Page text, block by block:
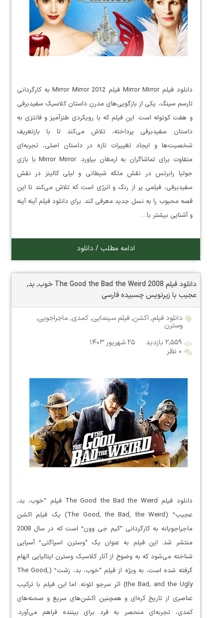
دانلود فیلم Mirror Mirror فیلم Mirror Mirror 2012 به کارگردانی
تارسم سینگ، یکی از بازگویی‌های مدرن داستان کلاسیک سفیدبرفی
و هفت کوتوله است. این فیلم که با رویکردی طنزآمیز و فانتزی به
داستان سفیدبرفی پرداخته، تلاش می‌کند تا با بازتعریف
شخصیت‌ها و ایجاد تغییرات تازه در داستان اصلی، تجربه‌ای
متفاوت برای تماشاگران به ارمغان بیاورد. Mirror Mirror با بازی
جولیا رابرتس در نقش ملکه شیطانی و لیلی کالینز در نقش
سفیدبرفی، فیلمی پر از رنگ و انرژی است که تلاش می‌کند تا این
قصه محبوب را به نسل جدید معرفی کند. برای دانلود فیلم آینه آینه
و آشنایی بیشتر با…
ادامه مطلب / دانلود
دانلود فیلم The Good the Bad the Weird 2008 خوب, بد,
عجیب با زیرنویس چسبیده فارسی
دانلود فیلم, اکشن,فیلم سینمایی,کمدی, ماجراجویی,
وسترن
۲,۵۵۹ بازدید
۲۵ شهریور ۱۴۰۳
۰ نظر
دانلود فیلم The Good the Bad the Weird فیلم “خوب، بد،
عجیب” (The Good, the Bad, the Weird) یک فیلم اکشن
ماجراجویانه به کارگردانی “کیم جی وون” است که در سال 2008
منتشر شد. این فیلم به عنوان یک “وسترن اسپاگتی” آسیایی
شناخته می‌شود که به وضوح از آثار کلاسیک وسترن ایتالیایی الهام
گرفته شده است، به ویژه از فیلم “خوب، بد، زشت” (The Good,
the Bad, and the Ugly) اثر سرجو لئونه. اما این فیلم با ترکیب
عناصری از تاریخ کره‌ای و همچنین اکشن‌های سریع و صحنه‌های
کمدی، تجربه‌ای منحصر به فرد برای بیننده فراهم می‌آورد.